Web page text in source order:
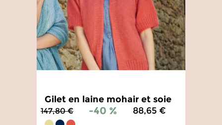
Gilet en laine mohair et soie
147,80 € -40 % 88,65 €